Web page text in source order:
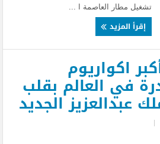
تشغيل مطار العاصمة ا ...
إقرأ المزيد
اكواريوم
في العالم بقلب
عبدالعزيز الجديد
|